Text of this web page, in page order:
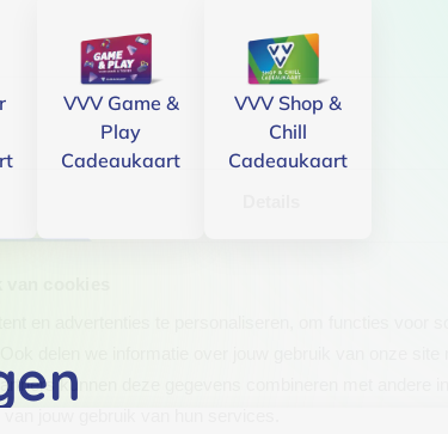
kunnen deze gegevens combineren met andere
VVV Game &
Play
Cadeaukaart
VVV Shop &
Chill
Cadeaukaart